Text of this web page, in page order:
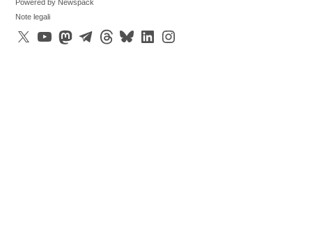
Powered by Newspack
Note legali
X
YouTubeMastodonTelegramThreadsBlueskyLinkedInInstagram